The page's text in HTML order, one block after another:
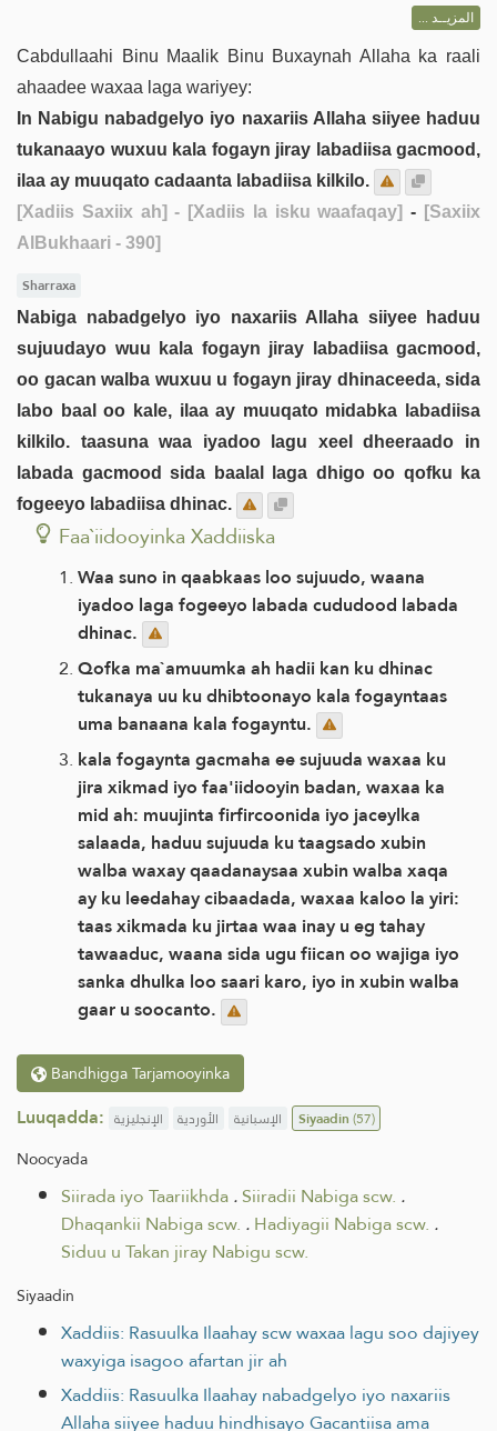
المزيــد ...
Cabdullaahi Binu Maalik Binu Buxaynah Allaha ka raali
ahaadee waxaa laga wariyey:
In Nabigu nabadgelyo iyo naxariis Allaha siiyee haduu
tukanaayo wuxuu kala fogayn jiray labadiisa gacmood,
ilaa ay muuqato cadaanta labadiisa kilkilo.
[Xadiis Saxiix ah] - [Xadiis la isku waafaqay] - [Saxiix
AlBukhaari - 390]
Sharraxa
Nabiga nabadgelyo iyo naxariis Allaha siiyee haduu
sujuudayo wuu kala fogayn jiray labadiisa gacmood,
oo gacan walba wuxuu u fogayn jiray dhinaceeda, sida
labo baal oo kale, ilaa ay muuqato midabka labadiisa
kilkilo. taasuna waa iyadoo lagu xeel dheeraado in
labada gacmood sida baalal laga dhigo oo qofku ka
fogeeyo labadiisa dhinac.
Faa`iidooyinka Xaddiiska
Waa suno in qaabkaas loo sujuudo, waana
iyadoo laga fogeeyo labada cududood labada
dhinac.
Qofka ma`amuumka ah hadii kan ku dhinac
tukanaya uu ku dhibtoonayo kala fogayntaas
uma banaana kala fogayntu.
kala fogaynta gacmaha ee sujuuda waxaa ku
jira xikmad iyo faa'iidooyin badan, waxaa ka
mid ah: muujinta firfircoonida iyo jaceylka
salaada, haduu sujuuda ku taagsado xubin
walba waxay qaadanaysaa xubin walba xaqa
ay ku leedahay cibaadada, waxaa kaloo la yiri:
taas xikmada ku jirtaa waa inay u eg tahay
tawaaduc, waana sida ugu fiican oo wajiga iyo
sanka dhulka loo saari karo, iyo in xubin walba
gaar u soocanto.
Bandhigga Tarjamooyinka
Luuqadda: الإنجليزية الأوردية الإسبانية Siyaadin(57)
Noocyada
Siirada iyo Taariikhda.Siiradii Nabiga scw. .
Dhaqankii Nabiga scw. .Hadiyagii Nabiga scw. .
Siduu u Takan jiray Nabigu scw.
Siyaadin
Xaddiis: Rasuulka Ilaahay scw waxaa lagu soo dajiyey
waxyiga isagoo afartan jir ah
Xaddiis: Rasuulka Ilaahay nabadgelyo iyo naxariis
Allaha siiyee haduu hindhisayo Gacantiisa ama